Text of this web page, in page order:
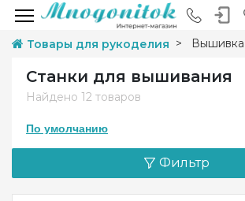
Товары для рукоделия
Станки для вышивания
Найдено 12 товаров
По умолчанию
Фильтр